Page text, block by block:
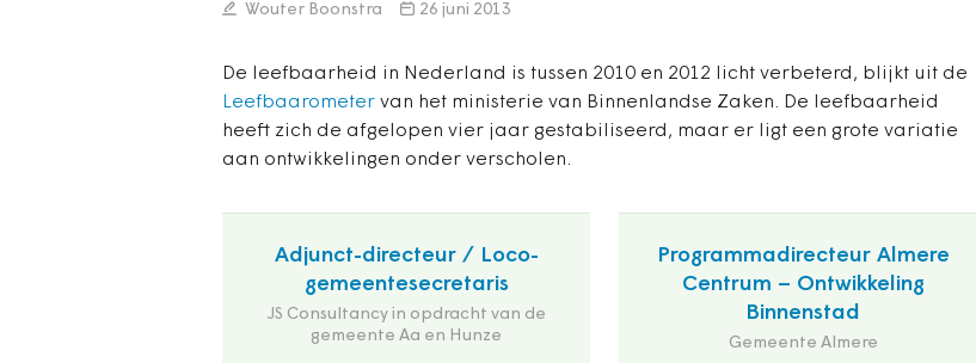
Wouter Boonstra 26 juni 2013
De leefbaarheid in Nederland is tussen 2010 en 2012 licht verbeterd, blijkt uit de
Leefbaarometer van het ministerie van Binnenlandse Zaken. De leefbaarheid
heeft zich de afgelopen vier jaar gestabiliseerd, maar er ligt een grote variatie
aan ontwikkelingen onder verscholen.
Adjunct-directeur / Loco-
gemeentesecretaris
JS Consultancy in opdracht van de
gemeente Aa en Hunze
Programmadirecteur Almere
Centrum – Ontwikkeling
Binnenstad
Gemeente Almere